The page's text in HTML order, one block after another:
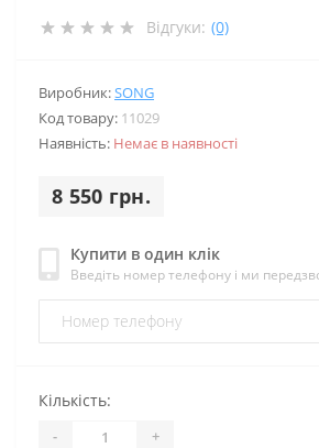
Відгуки: (0)
Виробник:SONG
Код товару: 11029
Наявність: Немає в наявності
8 550 грн.
Купити в один клік
Введіть номер телефону і ми
Кількість:
- +